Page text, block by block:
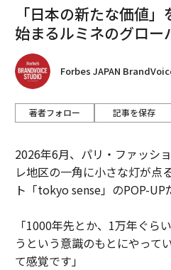
「日本の新たな価値
始まるルミネのグロー
Forbes JAPAN
著者フォロー 記事を保存
2026年6月、パリ・ファッシ
レ地区の一角に小さな灯が点
ト「tokyo sense」のPOP-UP
「1000年先とか、1万年ぐら
うという意識のもとにやって
て感覚です」